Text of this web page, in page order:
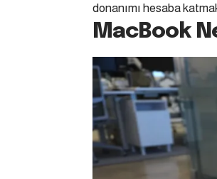
donanımı hesaba
MacBook